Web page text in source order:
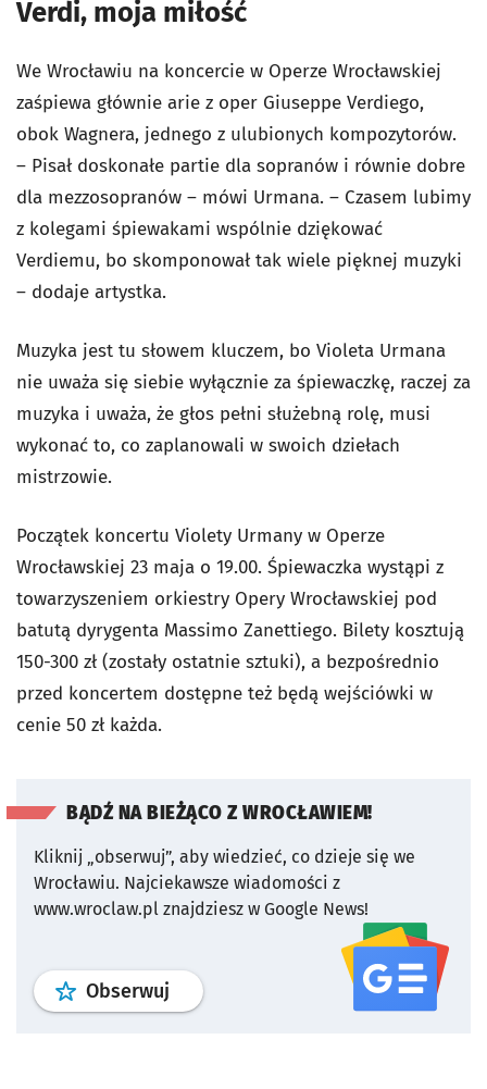
Verdi, moja miłość
We Wrocławiu na koncercie w Operze Wrocławskiej
zaśpiewa głównie arie z oper Giuseppe Verdiego,
obok Wagnera, jednego z ulubionych kompozytorów.
– Pisał doskonałe partie dla sopranów i równie dobre
dla mezzosopranów – mówi Urmana. – Czasem lubimy
z kolegami śpiewakami wspólnie dziękować
Verdiemu, bo skomponował tak wiele pięknej muzyki
– dodaje artystka.
Muzyka jest tu słowem kluczem, bo Violeta Urmana
nie uważa się siebie wyłącznie za śpiewaczkę, raczej za
muzyka i uważa, że głos pełni służebną rolę, musi
wykonać to, co zaplanowali w swoich dziełach
mistrzowie.
Początek koncertu Violety Urmany w Operze
Wrocławskiej 23 maja o 19.00. Śpiewaczka wystąpi z
towarzyszeniem orkiestry Opery Wrocławskiej pod
batutą dyrygenta Massimo Zanettiego. Bilety kosztują
150-300 zł (zostały ostatnie sztuki), a bezpośrednio
przed koncertem dostępne też będą wejściówki w
cenie 50 zł każda.
BĄDŹ NA BIEŻĄCO Z WROCŁAWIEM!
Kliknij „obserwuj”, aby wiedzieć, co dzieje się we
Wrocławiu. Najciekawsze wiadomości z
www.wroclaw.pl znajdziesz w Google News!
Obserwuj profil serwisu